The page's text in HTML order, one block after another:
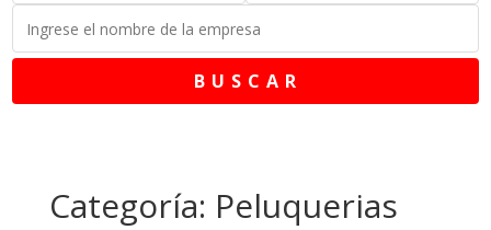
B U S C A R
Categoría: Peluquerias